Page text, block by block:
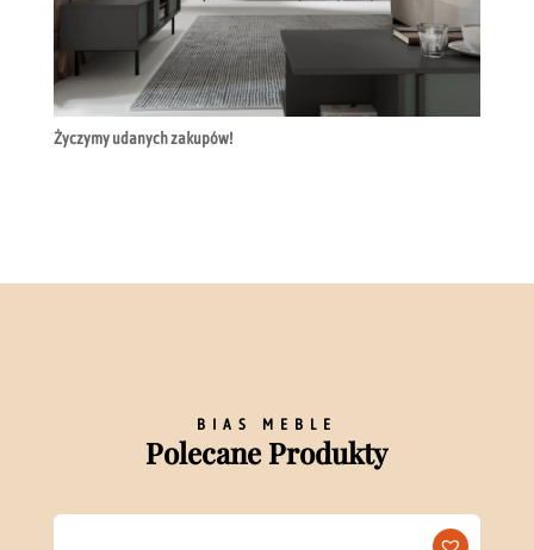
Życzymy udanych zakupów!
BIAS MEBLE
Polecane Produkty